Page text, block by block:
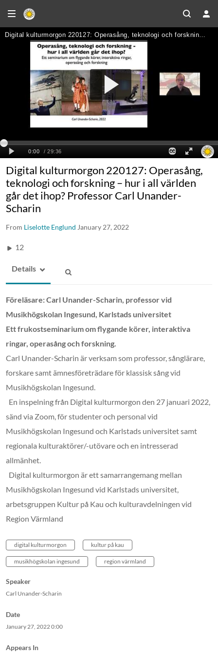
Digital kulturmorgon 220127: Operasång,
teknologi och forskning – hur i all världen
går det ihop? Professor Carl Unander-
Scharin
From Liselotte Englund January 27, 2022
12
Details
Föreläsare: Carl Unander-Scharin, professor vid
Musikhögskolan Ingesund, Karlstads universitet
Ett frukostseminarium om flygande körer, interaktiva
ringar, operasång och forskning.
Carl Unander-Scharin är verksam som professor, sånglärare,
forskare samt ämnesföreträdare för klassisk sång vid
Musikhögskolan Ingesund.
En inspelning från Digital kulturmorgon den 27 januari 2022,
sänd via Zoom, för studenter och personal vid
Musikhögskolan Ingesund och Karlstads universitet samt
regionala kulturaktörer/-utövare och en intresserad
allmänhet.
Digital kulturmorgon är ett samarrangemang mellan
Musikhögskolan Ingesund vid Karlstads universitet,
arbetsgruppen Kultur på Kau och kulturavdelningen vid
Region Värmland
digital kulturmorgon kultur på kau
musikhögskolan ingesund region värmland
Speaker
Carl Unander-Scharin
Date
January 27, 2022 0:00
Appears In